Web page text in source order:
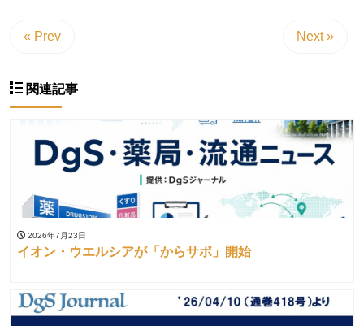
« Prev Next »
関連記事
2026年7月23日
イオン・ウエルシアが「からサポ」開始